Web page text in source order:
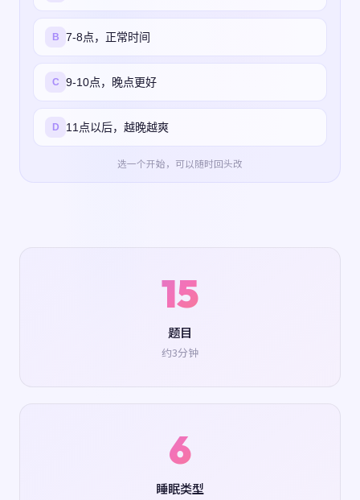
B 7-8点，正常时间
C 9-10点，晚点更好
D 11点以后，越晚越爽
选一个开始，可以随时回头改
15
题目
约3分钟
6
睡眠类型